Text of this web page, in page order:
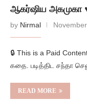
ஆகர்ஷிய அகமுகா
by Nirmal
🔒 This is a Paid
கதை. படித்திட சந்தா
READ MORE